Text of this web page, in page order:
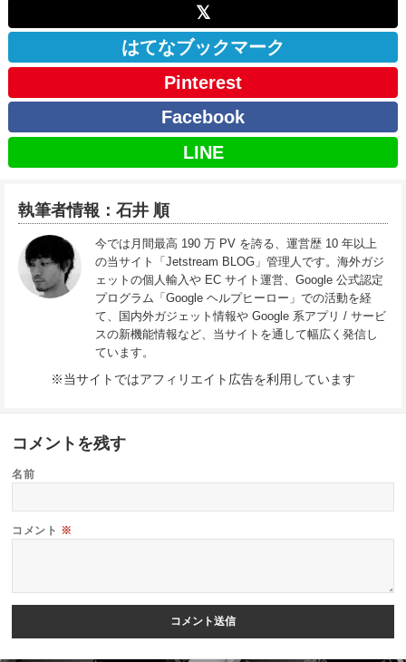
𝕏
はてなブックマーク
Pinterest
Facebook
LINE
執筆者情報：石井 順
今では月間最高 190 万 PV を誇る、運営歴 10 年以上
の当サイト「Jetstream BLOG」管理人です。海外ガジ
ェットの個人輸入や EC サイト運営、Google 公式認定
プログラム「Google ヘルプヒーロー」での活動を経
て、国内外ガジェット情報や Google 系アプリ / サービ
スの新機能情報など、当サイトを通して幅広く発信し
ています。
※当サイトではアフィリエイト広告を利用しています
コメントを残す
名前
コメント ※